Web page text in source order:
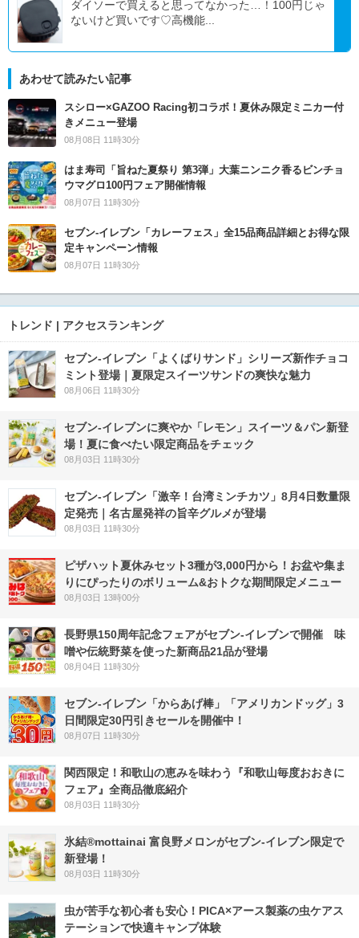
ダイソーで買えると思ってなかった…！100円じゃ
ないけど買いです♡高機能...
あわせて読みたい記事
スシロー×GAZOO Racing初コラボ！夏休み限定ミニカー付
きメニュー登場
08月08日 11時30分
はま寿司「旨ねた夏祭り 第3弾」大葉ニンニク香るビンチョ
ウマグロ100円フェア開催情報
08月07日 11時30分
セブン‐イレブン「カレーフェス」全15品商品詳細とお得な限
定キャンペーン情報
08月07日 11時30分
トレンド | アクセスランキング
セブン‐イレブン「よくばりサンド」シリーズ新作チョコ
ミント登場｜夏限定スイーツサンドの爽快な魅力
08月06日 11時30分
セブン‐イレブンに爽やか「レモン」スイーツ＆パン新登
場！夏に食べたい限定商品をチェック
08月03日 11時30分
セブン-イレブン「激辛！台湾ミンチカツ」8月4日数量限
定発売｜名古屋発祥の旨辛グルメが登場
08月03日 11時30分
ピザハット夏休みセット3種が3,000円から！お盆や集ま
りにぴったりのボリューム&おトクな期間限定メニュー
08月03日 13時00分
長野県150周年記念フェアがセブン-イレブンで開催 味
噌や伝統野菜を使った新商品21品が登場
08月04日 11時30分
セブン‐イレブン「からあげ棒」「アメリカンドッグ」3
日間限定30円引きセールを開催中！
08月07日 11時30分
関西限定！和歌山の恵みを味わう『和歌山毎度おおきに
フェア』全商品徹底紹介
08月03日 11時30分
氷結®mottainai 富良野メロンがセブン‐イレブン限定で
新登場！
08月03日 11時30分
虫が苦手な初心者も安心！PICA×アース製薬の虫ケアス
テーションで快適キャンプ体験